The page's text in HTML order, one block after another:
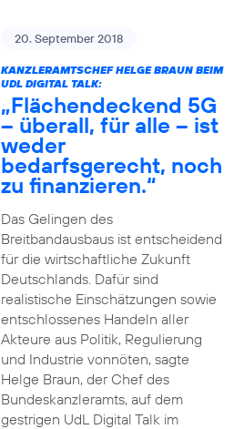
20. September 2018
KANZLERAMTSCHEF HELGE BRAUN BEIM
UDL DIGITAL TALK:
„Flächendeckend 5G
– überall, für alle – ist
weder
bedarfsgerecht, noch
zu finanzieren.“
Das Gelingen des
Breitbandausbaus ist entscheidend
für die wirtschaftliche Zukunft
Deutschlands. Dafür sind
realistische Einschätzungen sowie
entschlossenes Handeln aller
Akteure aus Politik, Regulierung
und Industrie vonnöten, sagte
Helge Braun, der Chef des
Bundeskanzleramts, auf dem
gestrigen UdL Digital Talk im